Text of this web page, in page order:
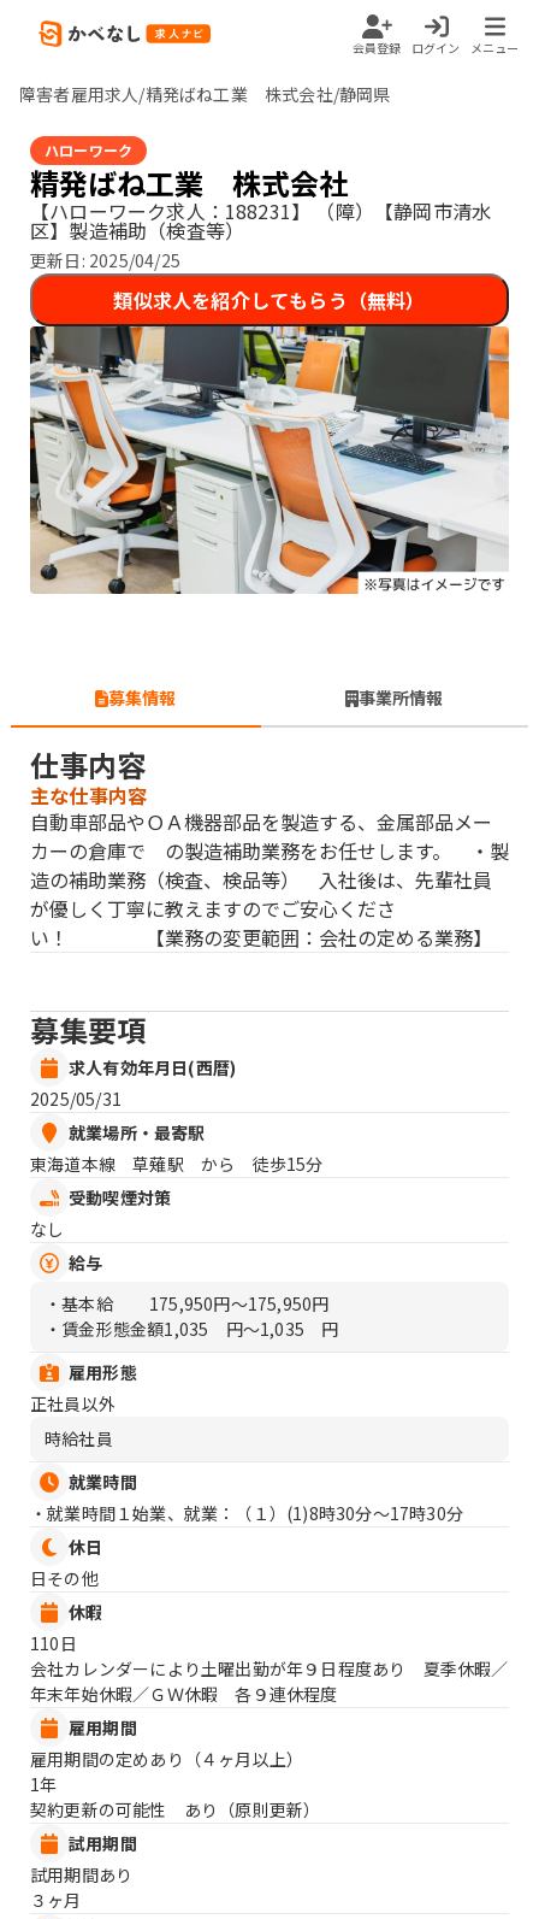
会員登録 ログイン メニュー
障害者雇用求人/精発ばね工業 株式会社/静岡県
ハローワーク
精発ばね工業 株式会社
【ハローワーク求人：188231】 （障）【静岡市清水
区】製造補助（検査等）
更新日: 2025/04/25
類似求人を紹介してもらう（無料）
募集情報 事業所情報
仕事内容
主な仕事内容
自動車部品やＯＡ機器部品を製造する、金属部品メー
カーの倉庫で の製造補助業務をお任せします。 ・製
造の補助業務（検査、検品等） 入社後は、先輩社員
が優しく丁寧に教えますのでご安心くださ
い！ 【業務の変更範囲：会社の定める業務】
募集要項
求人有効年月日(西暦)
2025/05/31
就業場所・最寄駅
東海道本線 草薙駅 から 徒歩15分
受動喫煙対策
なし
給与
・基本給
175,950円〜175,950円
・賃金形態金額1,035 円〜1,035 円
雇用形態
正社員以外
時給社員
就業時間
・就業時間１始業、就業：（１） (1)8時30分〜17時30分
休日
日その他
休暇
110日
会社カレンダーにより土曜出勤が年９日程度あり 夏季休暇／
年末年始休暇／ＧＷ休暇 各９連休程度
雇用期間
雇用期間の定めあり（４ヶ月以上）
1年
契約更新の可能性 あり（原則更新）
試用期間
試用期間あり
３ヶ月